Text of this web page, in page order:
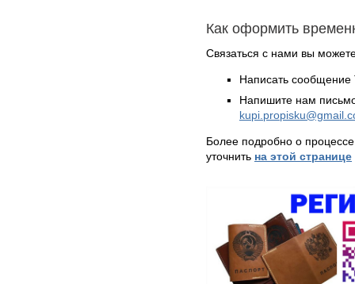
Как оформить
Связаться с нами вы
Написать
Напишите нам
Более подробно о
уточнить на этой странице